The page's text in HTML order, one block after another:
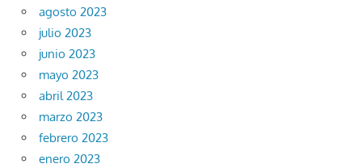
agosto 2023
julio 2023
junio 2023
mayo 2023
abril 2023
marzo 2023
febrero 2023
enero 2023